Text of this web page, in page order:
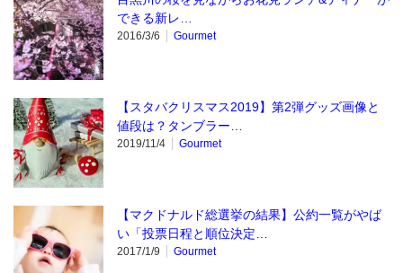
できる新レ…
2016/3/6 Gourmet
【スタバクリスマス2019】第2弾グッズ画像と
値段は？タンブラー…
2019/11/4 Gourmet
【マクドナルド総選挙の結果】公約一覧がやば
い「投票日程と順位決定…
2017/1/9 Gourmet